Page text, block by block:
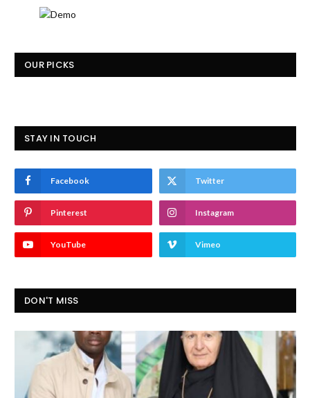
OUR PICKS
STAY IN TOUCH
Facebook Twitter
Pinterest Instagram
YouTube Vimeo
DON'T MISS